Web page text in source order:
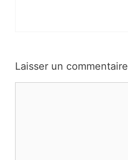
Laisser un commentaire